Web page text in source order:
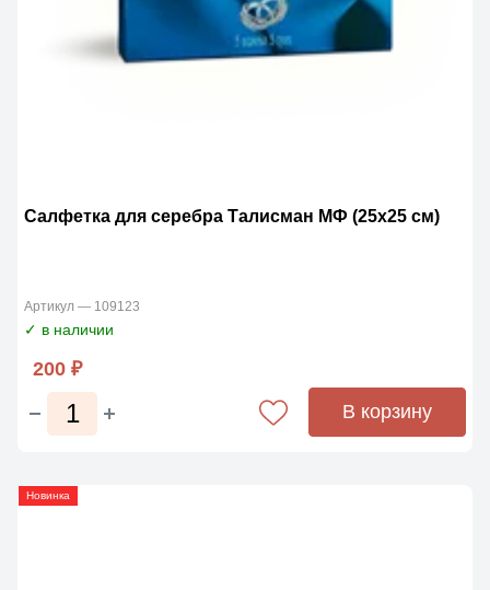
Салфетка для серебра Талисман МФ (25х25 см)
Артикул — 109123
✓ в наличии
200 ₽
В корзину
Новинка